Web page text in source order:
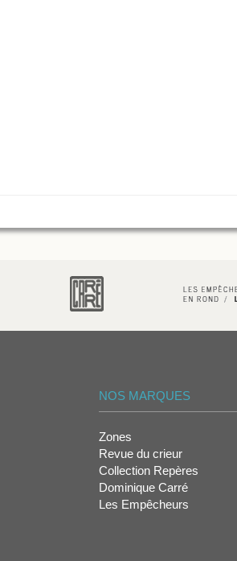
NOS MARQUES
Zones
Revue du crieur
Collection Repères
Dominique Carré
Les Empêcheurs